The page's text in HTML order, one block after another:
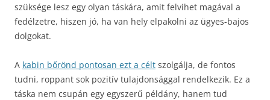
szüksége lesz egy olyan táskára, amit felvihet magával a
fedélzetre, hiszen jó, ha van hely elpakolni az ügyes-bajos
dolgokat.
A kabin bőrönd pontosan ezt a célt szolgálja, de fontos
tudni, roppant sok pozitív tulajdonsággal rendelkezik. Ez a
táska nem csupán egy egyszerű példány, hanem tud